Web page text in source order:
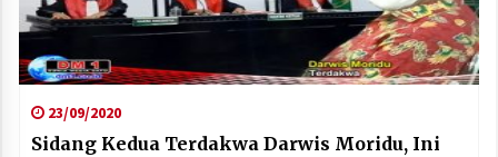
23/09/2020
Sidang Kedua Terdakwa Darwis Moridu, Ini